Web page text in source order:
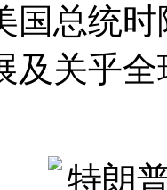
国总统
及关乎